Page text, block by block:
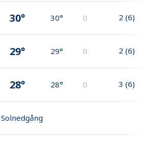
30° 30° 0 2 (6)
29° 29° 0 2 (6)
28° 28° 0 3 (6)
Solnedgång